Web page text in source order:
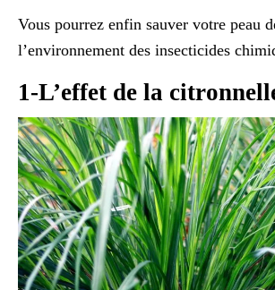
Vous pourrez enfin sauver votre peau
l’environnement des insecticides
1-L’effet de la